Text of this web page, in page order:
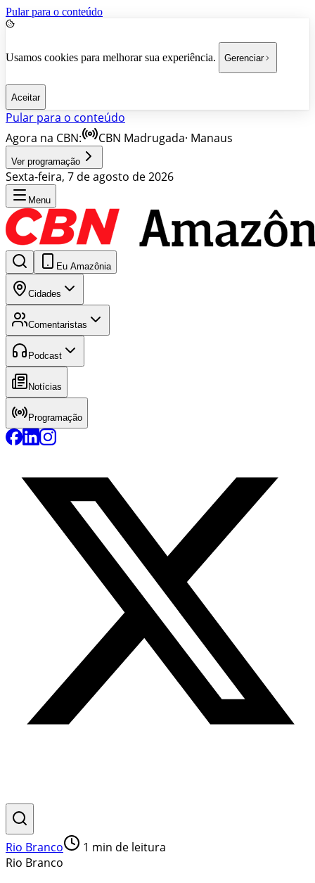
Pular para o conteúdo
Usamos cookies para melhorar sua experiência. Gerenciar
Aceitar
Pular para o conteúdo
Agora na CBN:
CBN Madrugada· Manaus
Ver programação
Sexta-feira, 7 de agosto de 2026
Menu
Eu Amazônia
Cidades
Comentaristas
Podcast
Notícias
Programação
Rio Branco 1 min de leitura
Rio Branco